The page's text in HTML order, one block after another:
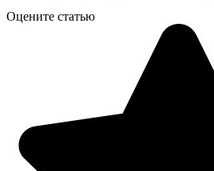
Оцените статью